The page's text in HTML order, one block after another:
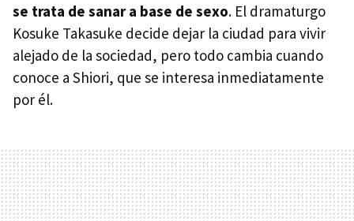
se trata de sanar a base de sexo. El dramaturgo
Kosuke Takasuke decide dejar la ciudad para vivir
alejado de la sociedad, pero todo cambia cuando
conoce a Shiori, que se interesa inmediatamente
por él.